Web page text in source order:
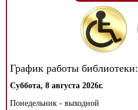
График работы библиотеки:
Суббота, 8 августа 2026г.
Понедельник - выходной